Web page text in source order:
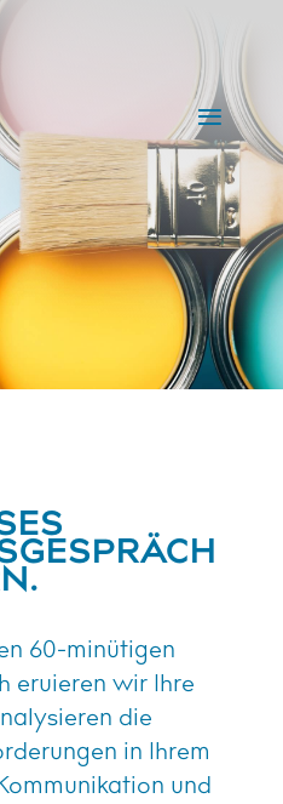
60-minütigen
eruieren wir Ihre
die
in Ihrem
und